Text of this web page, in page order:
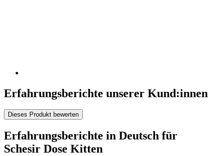
Erfahrungsberichte unserer Kund:innen
Dieses Produkt bewerten
Erfahrungsberichte in Deutsch für
Schesir Dose Kitten